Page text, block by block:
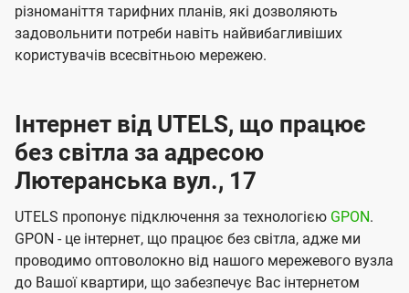
різноманіття тарифних планів, які дозволяють
задовольнити потреби навіть найвибагливіших
користувачів всесвітньою мережею.
Інтернет від UTELS, що працює
без світла за адресою
Лютеранська вул., 17
UTELS пропонує підключення за технологією GPON.
GPON - це інтернет, що працює без світла, адже ми
проводимо оптоволокно від нашого мережевого вузла
до Вашої квартири, що забезпечує Вас інтернетом